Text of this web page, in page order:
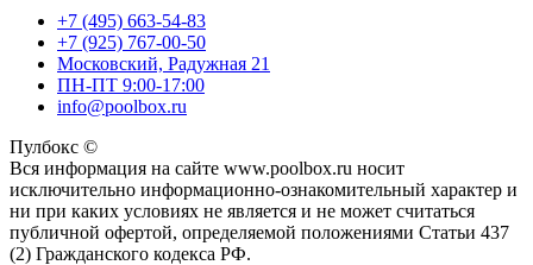
+7 (495) 663-54-83
+7 (925) 767-00-50
Московский, Радужная 21
ПН-ПТ 9:00-17:00
info@poolbox.ru
Пулбокс ©
Вся информация на сайте www.poolbox.ru носит
исключительно информационно-ознакомительный характер и
ни при каких условиях не является и не может считаться
публичной офертой, определяемой положениями Статьи 437
(2) Гражданского кодекса РФ.